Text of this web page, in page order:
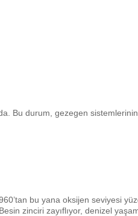
Bu durum, gezegen sistemlerinin
bu yana oksijen seviyesi
zinciri zayıflıyor, denizel